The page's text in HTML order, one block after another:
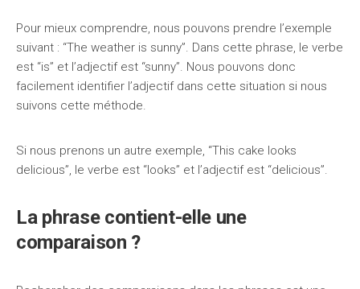
Pour mieux comprendre, nous pouvons prendre l’exemple
suivant : “The weather is sunny”. Dans cette phrase, le verbe
est “is” et l’adjectif est “sunny”. Nous pouvons donc
facilement identifier l’adjectif dans cette situation si nous
suivons cette méthode.
Si nous prenons un autre exemple, “This cake looks
delicious”, le verbe est “looks” et l’adjectif est “delicious”.
La phrase contient-elle une
comparaison ?